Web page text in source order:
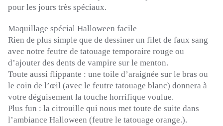
pour les jours très spéciaux.
Maquillage spécial Halloween facile
Rien de plus simple que de dessiner un filet de faux sang
avec notre feutre de tatouage temporaire rouge ou
d’ajouter des dents de vampire sur le menton.
Toute aussi flippante : une toile d’araignée sur le bras ou
le coin de l’œil (avec le feutre tatouage blanc) donnera à
votre déguisement la touche horrifique voulue.
Plus fun : la citrouille qui nous met toute de suite dans
l’ambiance Halloween (feutre le tatouage orange.).